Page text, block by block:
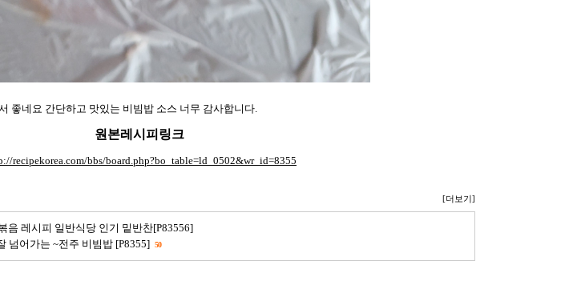
좋네요 간단하고 맛있는 비빔밥 소스 너무 감사합니다.
원본레시피링크
recipekorea.com/bbs/board.php?bo_table=ld_0502&wr_id=8355
[더보기]
음 레시피 일반식당 인기 밑반찬[P83556]
넘어가는 ~전주 비빔밥 [P8355] 50